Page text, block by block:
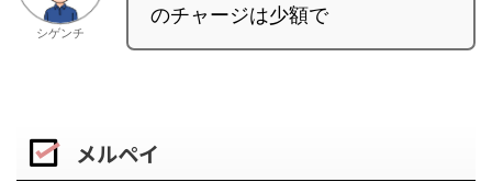
シゲンチ
のチャージは少額で
メルペイ